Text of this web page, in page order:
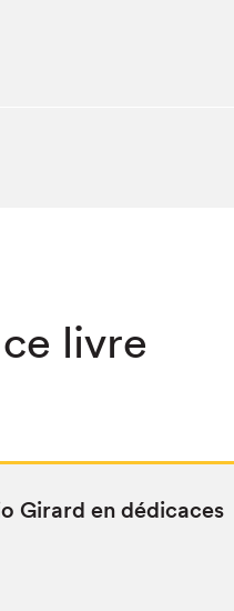
livre
Girard en dédicaces